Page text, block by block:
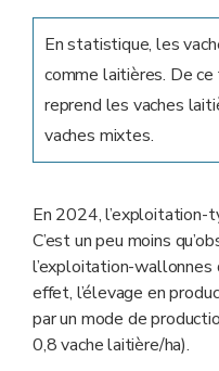
En statistique, les
comme laitières. De
reprend les vaches
vaches mixtes.
En 2024, l’exploitation-
C’est un peu moins
l’exploitation-wallonnes
effet, l’élevage en
par un mode de
0,8 vache laitière/ha).